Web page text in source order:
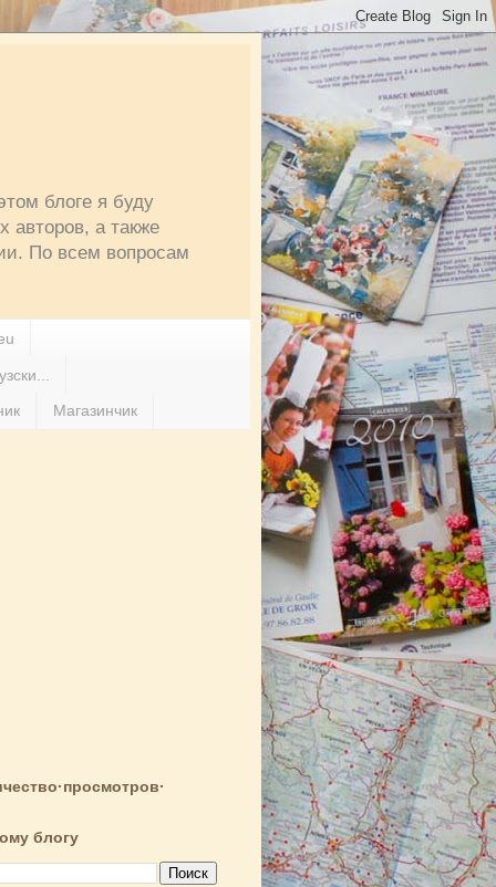
блоге я буду
авторов, а также
По всем вопросам
Магазинчик
блогу